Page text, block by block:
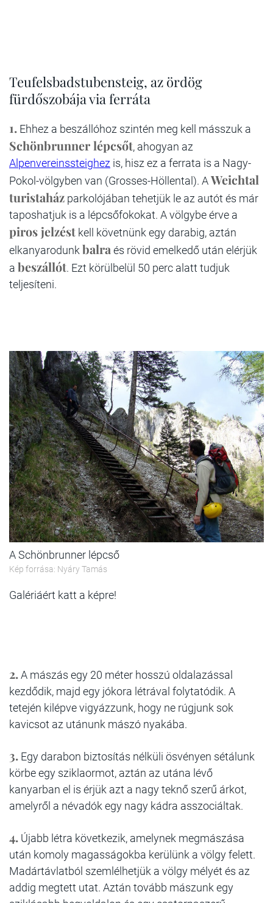
Teufelsbadstubensteig, az ördög
fürdőszobája via ferráta
1. Ehhez a beszállóhoz szintén meg kell másszuk a
Schönbrunner lépcsőt, ahogyan az
Alpenvereinssteighez is, hisz ez a ferrata is a Nagy-
Pokol-völgyben van (Grosses-Höllental). AWeichtal
turistaház parkolójában tehetjük le az autót és már
taposhatjuk is a lépcsőfokokat. A völgybe érve a
piros jelzést kell követnünk egy darabig, aztán
elkanyarodunkbalraés rövid emelkedő után elérjük
a beszállót. Ezt körülbelül 50 perc alatt tudjuk
teljesíteni.
A Schönbrunner lépcső
Kép forrása: Nyáry Tamás
Galériáért katt a képre!
2.A mászás egy 20 méter hosszú oldalazással
kezdődik, majd egy jókora létrával folytatódik. A
tetején kilépve vigyázzunk, hogy ne rúgjunk sok
kavicsot az utánunk mászó nyakába.
3. Egy darabon biztosítás nélküli ösvényen sétálunk
körbe egy sziklaormot, aztán az utána lévő
kanyarban el is érjük azt a nagy teknő szerű árkot,
amelyről a névadók egy nagy kádra asszociáltak.
4. Újabb létra következik, amelynek megmászása
után komoly magasságokba kerülünk a völgy felett.
Madártávlatból szemlélhetjük a völgy mélyét és az
addig megtett utat. Aztán tovább mászunk egy